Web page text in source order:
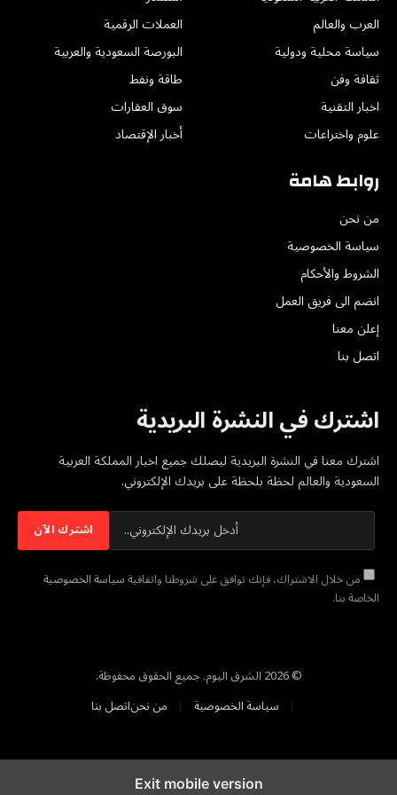
العرب والعالم
سياسة محلية ودولية
ثقافة وفن
اخبار التقنية
علوم واختراعات
العملات الرقمية
البورصة السعودية والعربية
طاقة ونفط
سوق العقارات
أخبار الإقتصاد
روابط هامة
من نحن
سياسة الخصوصية
الشروط والأحكام
انضم الى فريق العمل
إعلن معنا
اتصل بنا
اشترك في النشرة البريدية
اشترك معنا في النشرة البريدية ليصلك جميع اخبار المملكة العربية
السعودية والعالم لحظة بلحظة على بريدك الإلكتروني.
من خلال الاشتراك، فإنك توافق على شروطنا واتفاقيةسياسة الخصوصية
الخاصة بنا.
© 2026 الشرق اليوم. جميع الحقوق محفوظة.
سياسة الخصوصية
من نحناتصل بنا
Exit mobile version